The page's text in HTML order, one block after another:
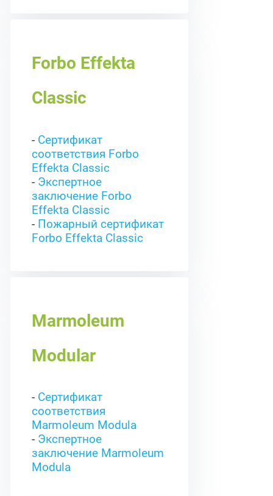
Forbo Effekta
Classic
- Сертификат
соответствия Forbo
Effekta Classic
- Экспертное
заключение Forbo
Effekta Classic
- Пожарный сертификат
Forbo Effekta Classic
Marmoleum
Modular
- Сертификат
соответствия
Marmoleum Modula
- Экспертное
заключение Marmoleum
Modula